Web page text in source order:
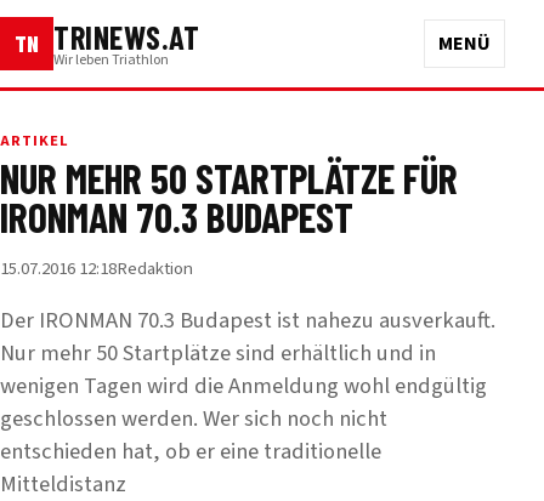
TN TRINEWS.AT
Wir leben Triathlon
MENÜ
ARTIKEL
NUR MEHR 50 STARTPLÄTZE FÜR
IRONMAN 70.3 BUDAPEST
15.07.2016 12:18Redaktion
Der IRONMAN 70.3 Budapest ist nahezu ausverkauft.
Nur mehr 50 Startplätze sind erhältlich und in
wenigen Tagen wird die Anmeldung wohl endgültig
geschlossen werden. Wer sich noch nicht
entschieden hat, ob er eine traditionelle
Mitteldistanz